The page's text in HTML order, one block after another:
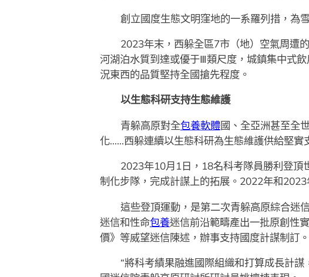
創立國度生態文明窪地的一系羅列措，為
2023年末，西躲全區7市（地）空氣周遭
河湖泊水質到達或優于Ⅲ類尺度，城鎮集中式
況東西的品質堅持全國搶先程度。
以生態科研支持生態維護
青躲高原對全包養軟體國、全亞洲甚至全
化……西躲連續以生態科研為生態維護供給堅實
2023年10月1日，18名科考隊員勝利登頂
制化步隊，完成計謀上的拓展。2022年和
這些登頂運動，是第二次青躲高原綜合迷
迷信和性命包養迷信前沿範疇產出一批原創性
價》等威望迷信陳述，辦事支持國度計謀制訂。
“將科考績果融進國際組織和打算成長計